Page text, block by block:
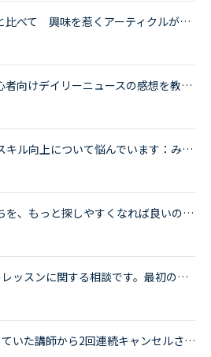
デイリーニュースは依然と比べて 興味を惹くアーティクルが多く 内容も軟化され 中級者の私にとっては毎日更新されるのを楽しみにしています。 違う講師から同じ題材を学び 話が広がったり 違った学びを受...
新しくリリースされた初心者向けデイリーニュースの感想を教えてください。私はとにかくレッスンを継続したいタイプで、負荷が続くとレッスン受講自体から遠ざかってしまう、マンスリーテスト６レベルの生徒です...
解決済み♪【リスニングスキル向上について悩んでいます：みなさんどのように学習していますか。】●私の英語力私は、「聞こえない」ことが課題だと考えているTOEIC600コースを中心に受講中のもうすぐ40歳です。・T...
自分と相性の良い先生たちを、もっと探しやすくなれば良いのにな、と感じています。・先生の得意な教材、もしくはお気に入りの教材を3つくらい太文字で表示してほしい。「このテキスト、はじめて」と言う先生との...
初めまして。5歳の子供のレッスンに関する相談です。最初の頃は「はじめてのえいご」や「Let’s begin 1」を進めていましたが、最近はテキストを使ったレッスンを嫌がるようになってしまいました。（それぞれほぼ1...
週4くらいでいつも予約していた講師から2回連続キャンセルされました。その先生はとても教えるのがうまいので評価もよく、ファンもついている感じですが、予約自体はほぼ私だけが一日一回いれている感じです。ご...